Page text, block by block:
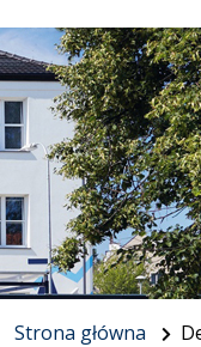
ciemną
Strona główna